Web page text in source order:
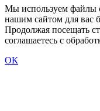
Мы используем файлы
нашим сайтом для вас
Продолжая посещать
соглашаетесь с
ОК